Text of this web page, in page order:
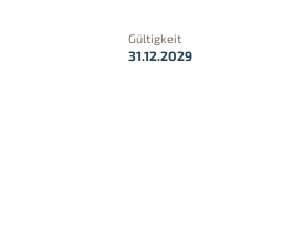
Gültigkeit
31.12.2029